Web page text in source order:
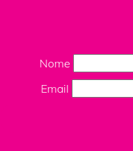
Nome
Email